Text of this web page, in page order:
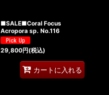
■SALE■Coral Focus
Acropora sp. No.116
29,800円(税込)
カートに入れる